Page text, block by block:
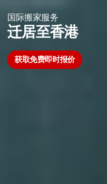
国际搬家服务
迁居至香港
获取免费即时报价